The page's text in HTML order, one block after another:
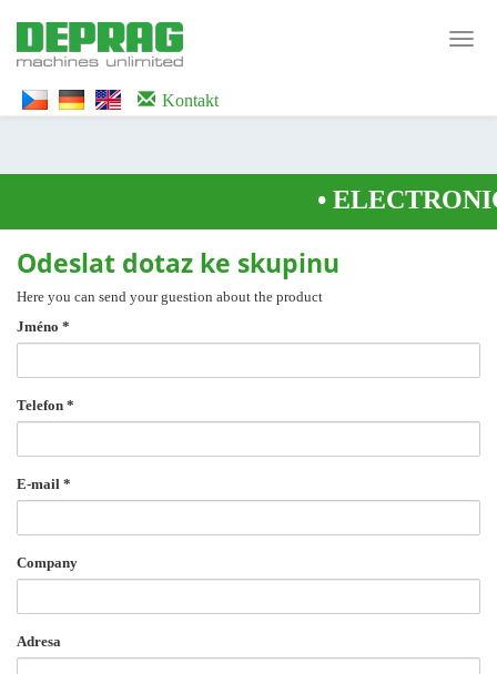
WTG9QS7C" height="0" width="0" style="display:none;visibility:hidden">
</iframe></noscript>
Kontakt
•
Odeslat dotaz ke skupinu
Here you can send your guestion about the product
Jméno *
Telefon *
E-mail *
Company
Adresa